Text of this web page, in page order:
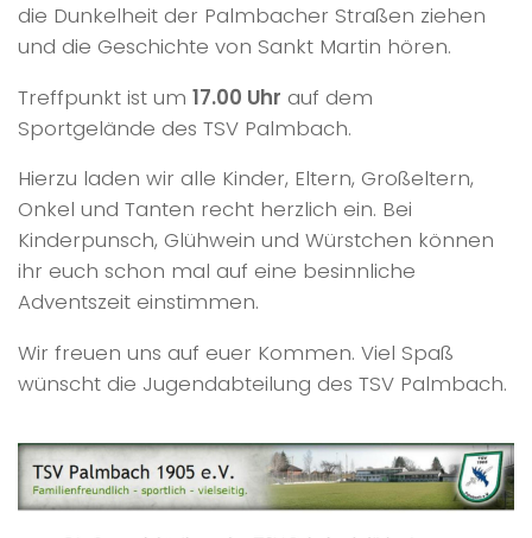
die Dunkelheit der Palmbacher Straßen ziehen
und die Geschichte von Sankt Martin hören.
Treffpunkt ist um 17.00 Uhr auf dem
Sportgelände des TSV Palmbach.
Hierzu laden wir alle Kinder, Eltern, Großeltern,
Onkel und Tanten recht herzlich ein. Bei
Kinderpunsch, Glühwein und Würstchen können
ihr euch schon mal auf eine besinnliche
Adventszeit einstimmen.
Wir freuen uns auf euer Kommen. Viel Spaß
wünscht die Jugendabteilung des TSV Palmbach.